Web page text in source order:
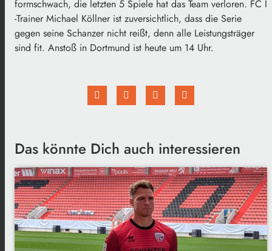
formschwach, die letzten 5 Spiele hat das Team verloren. FC I
-Trainer Michael Köllner ist zuversichtlich, dass die Serie
gegen seine Schanzer nicht reißt, denn alle Leistungsträger
sind fit. Anstoß in Dortmund ist heute um 14 Uhr.
Das könnte Dich auch interessieren